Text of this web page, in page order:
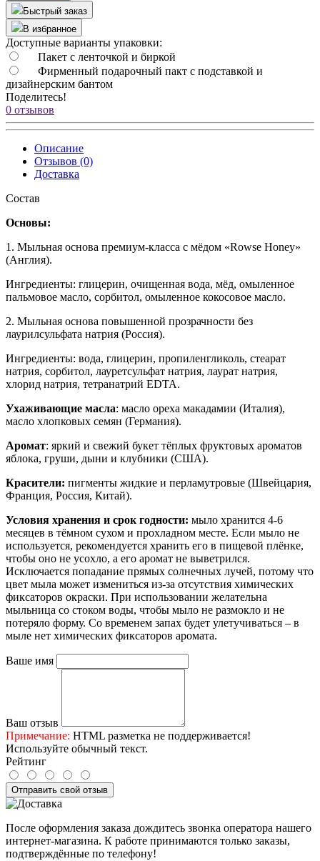
Быстрый заказ
В избранное
Доступные варианты упаковки:
Пакет с ленточкой и биркой
Фирменный подарочный пакт с подставкой и
дизайнерским бантом
Поделитесь!
0 отзывов
Описание
Отзывов (0)
Доставка
Состав
Основы:
1. Мыльная основа премиум-класса с мёдом «Rowse Honey»
(Англия).
Ингредиенты: глицерин, очищенная вода, мёд, омыленное
пальмовое масло, сорбитол, омыленное кокосовое масло.
2. Мыльная основа повышенной прозрачности без
лаурилсульфата натрия (Россия).
Ингредиенты: вода, глицерин, пропиленгликоль, стеарат
натрия, сорбитол, лауретсульфат натрия, лаурат натрия,
хлорид натрия, тетранатрий EDTA.
Ухаживающие масла: масло ореха макадамии (Италия),
масло хлопковых семян (Германия).
Аромат: яркий и свежий букет тёплых фруктовых ароматов
яблока, груши, дыни и клубники (США).
Красители: пигменты жидкие и перламутровые (Швейцария,
Франция, Россия, Китай).
Условия хранения и срок годности: мыло хранится 4-6
месяцев в тёмном сухом и прохладном месте. Если мыло не
используется, рекомендуется хранить его в пищевой плёнке,
чтобы оно не усохло, а его аромат не выветрился.
Исключается попадание прямых солнечных лучей, потому что
цвет мыла может измениться из-за отсутствия химических
фиксаторов окраски. При использовании желательна
мыльница со стоком воды, чтобы мыло не размокло и не
потеряло форму. Со временем запах будет улетучиваться – в
мыле нет химических фиксаторов аромата.
Ваше имя
Ваш отзыв
Примечание: HTML разметка не поддерживается!
Используйте обычный текст.
Рейтинг
Отправить свой отзыв
После оформления заказа дождитесь звонка оператора нашего
интернет-магазина. К работе принимаются только заказы,
подтверждённые по телефону!